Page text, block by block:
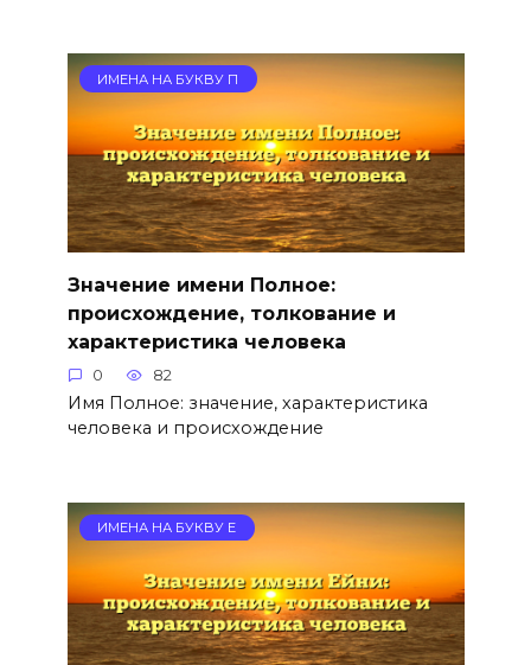
ИМЕНА НА БУКВУ П
Значение имени Полное:
происхождение, толкование и
характеристика человека
0 82
Имя Полное: значение, характеристика
человека и происхождение
ИМЕНА НА БУКВУ Е